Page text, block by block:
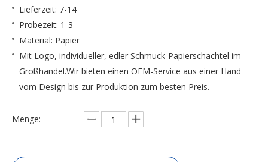
Lieferzeit: 7-14
Probezeit: 1-3
Material: Papier
Mit Logo, individueller, edler Schmuck-Papierschachtel im
Großhandel.Wir bieten einen OEM-Service aus einer Hand
vom Design bis zur Produktion zum besten Preis.
Menge: